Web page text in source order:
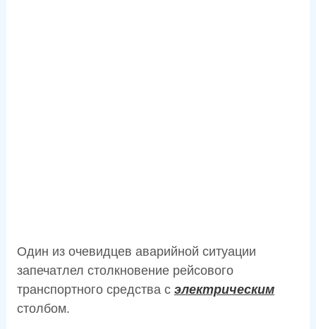
Один из очевидцев аварийной ситуации
запечатлел столкновение рейсового
транспортного средства с электрическим
столбом.